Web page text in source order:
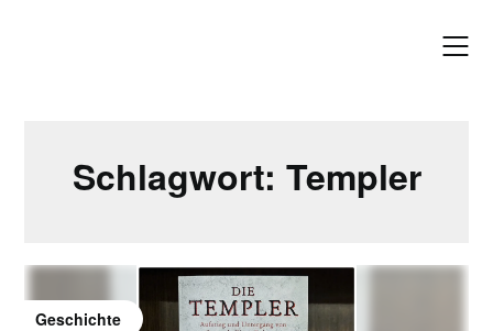
Schlagwort: Templer
Geschichte